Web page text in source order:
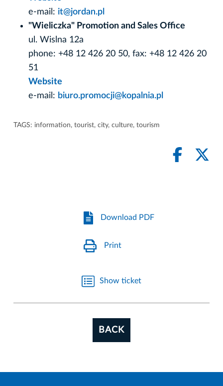
e-mail: it@jordan.pl
"Wieliczka" Promotion and Sales Office
ul. Wislna 12a
phone: +48 12 426 20 50, fax: +48 12 426 20
51
Website
e-mail: biuro.promocji@kopalnia.pl
TAGS: information, tourist, city, culture, tourism
Download PDF
Print
Show ticket
BACK